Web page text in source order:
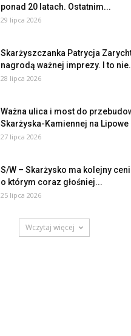
ponad 20 latach. Ostatnim...
29 lipca 2026
Skarżyszczanka Patrycja
nagrodą ważnej imprezy. I to
28 lipca 2026
Ważna ulica i most do
Skarżyska-Kamiennej na Lipowe
27 lipca 2026
S/W – Skarżysko ma kolejny
o którym coraz głośniej...
25 lipca 2026
Wczytaj więcej